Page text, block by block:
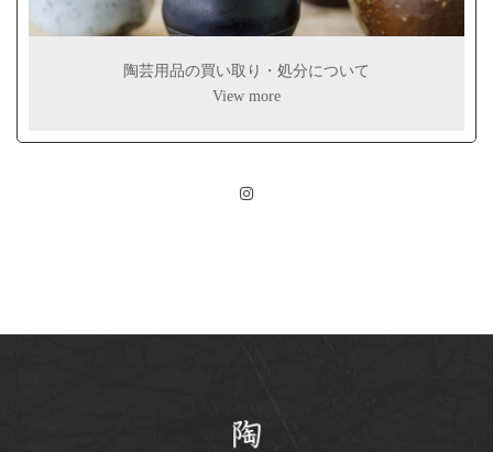
陶芸用品の買い取り・処分について
View more